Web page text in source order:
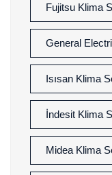
Fujitsu Klima
General
Isısan Klima
İndesit Klima
Midea Klima